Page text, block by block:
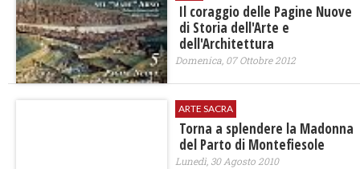
Il coraggio delle Pagine Nuove
di Storia dell'Arte e
dell'Architettura
Domenica, 07 Ottobre 2012
ARTE SACRA
Torna a splendere la Madonna
del Parto di Montefiesole
Lunedì, 30 Agosto 2010